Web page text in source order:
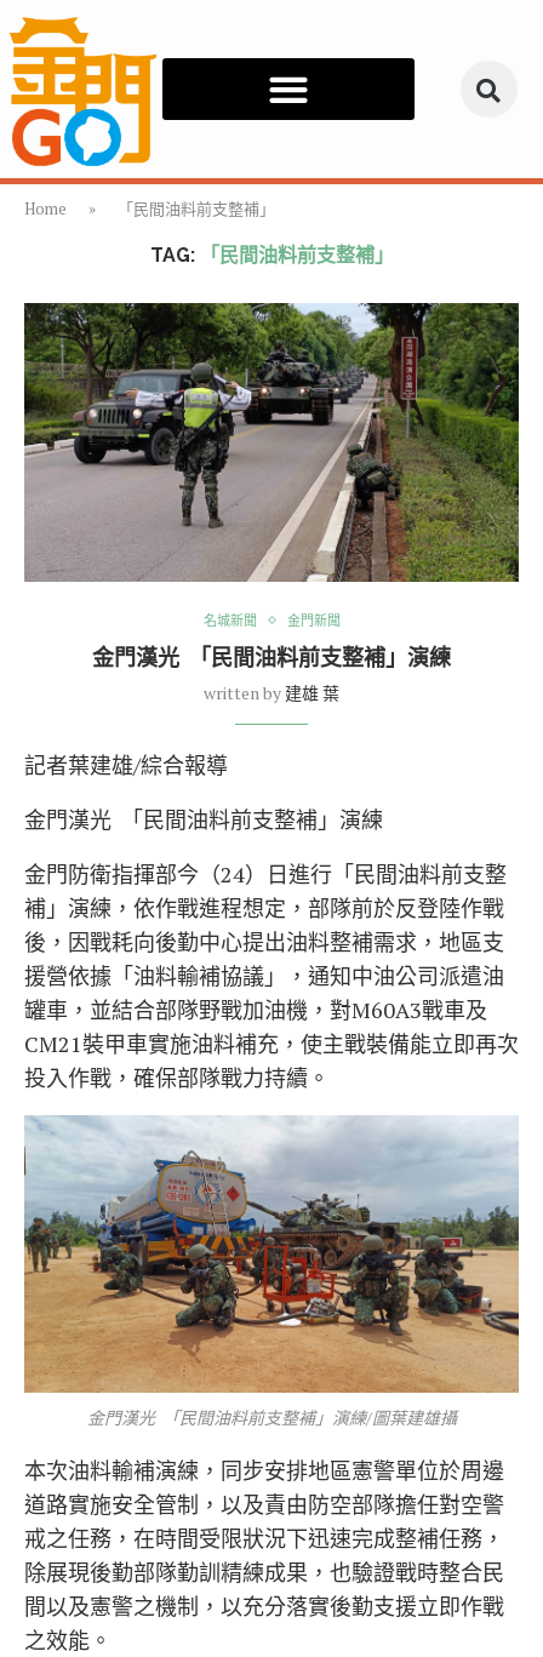
Home » 「民間油料前支整補」
TAG: 「民間油料前支整補」
名城新聞 金門新聞
金門漢光 「民間油料前支整補」演練
written by 建雄 葉
記者葉建雄/綜合報導
金門漢光 「民間油料前支整補」演練
金門防衛指揮部今（24）日進行「民間油料前支整
補」演練，依作戰進程想定，部隊前於反登陸作戰
後，因戰耗向後勤中心提出油料整補需求，地區支
援營依據「油料輸補協議」，通知中油公司派遣油
罐車，並結合部隊野戰加油機，對M60A3戰車及
CM21裝甲車實施油料補充，使主戰裝備能立即再次
投入作戰，確保部隊戰力持續。
金門漢光 「民間油料前支整補」演練/圖葉建雄攝
本次油料輸補演練，同步安排地區憲警單位於周邊
道路實施安全管制，以及責由防空部隊擔任對空警
戒之任務，在時間受限狀況下迅速完成整補任務，
除展現後勤部隊勤訓精練成果，也驗證戰時整合民
間以及憲警之機制，以充分落實後勤支援立即作戰
之效能。